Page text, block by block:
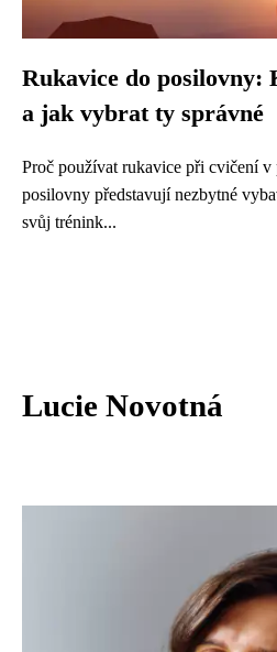
Rukavice do posilovny:
a jak vybrat ty správné
Proč používat rukavice při cvičení
posilovny představují nezbytné
svůj trénink...
Lucie Novotná